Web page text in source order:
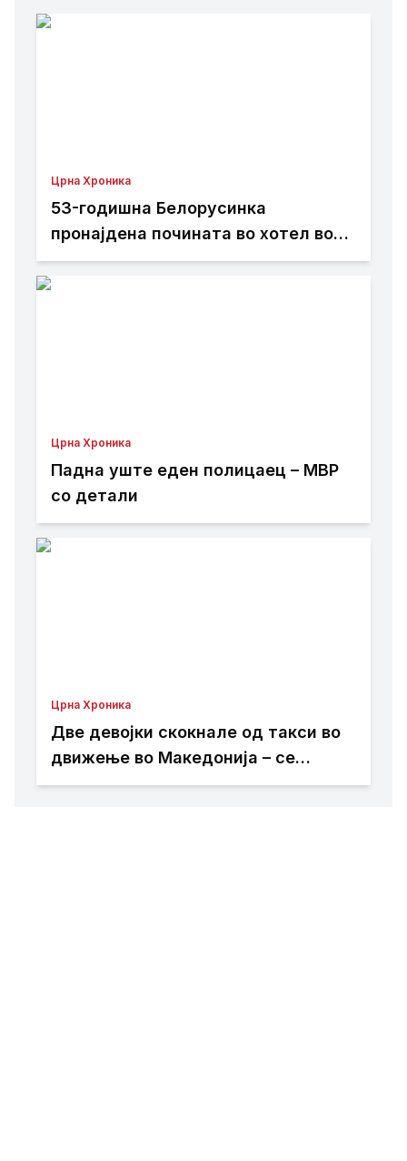
Црна Хроника
53-годишна Белорусинка
пронајдена почината во хотел во
Охрид
Црна Хроника
Падна уште еден полицаец – МВР
со детали
Црна Хроника
Две девојки скокнале од такси во
движење во Македонија – се
утврдува што точно се случило!